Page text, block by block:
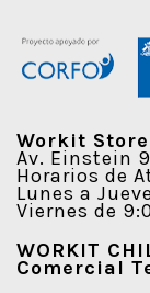
Workit
Av. Einstein
Horarios de
Lunes a
Viernes de
WORKIT
Comercial